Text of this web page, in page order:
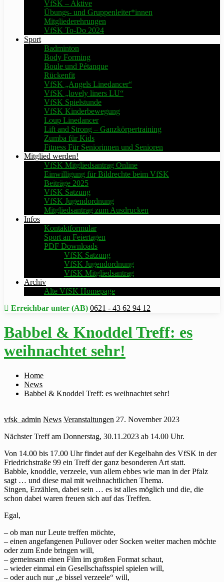
VfSK – Aktive
Übungs- und Gruppenleiter*innen
Mitgliederehrungen
VfSK To-Do 2024
Sport
Badminton
Body Forming
Boule und Pétanque
Rückenfit
VfSK „Angels Linedancer“
VfSK „lovely liners LU“
VfSK Spielstunde
VfSK Kinderbewegung
Loup Linedancer
Lift and Strong – Ganzkörpertraining
Zumba für Kids
Fitness Für Seniorinnen und Senioren
Mitglied werden!
VfSK Mitgliedsantrag Online
Einwilligung für Bildrechte beim VfSK
Beiträge 2025
VfSK Satzung
VfSK Jugendordnung
Mitgliedsantrag zum Ausdrucken
Infos
Kontaktformular
Sport an Feiertagen
PDF Downloads
VfSK Satzung
VfSK Jugendordnung
VfSK Mitgliedsantrag
Archiv
Alte VfSK Homepage
Erreichbar unter (AB) 0621 - 43 62 94 12
Babbel & Knoddel Treff: es
weihnachtet sehr!
Home
News
Babbel & Knoddel Treff: es weihnachtet sehr!
vfsk_admin News Veranstaltungen 27. November 2023
Nächster Treff am Donnerstag, 30.11.2023 ab 14.00 Uhr.
Von 14.00 bis 17.00 Uhr findet auf der Kegelbahn des VfSK in der
Friedrichstraße 99 ein Treff der ganz besonderen Art statt.
Babble, knoddle, verzeele, vun allem ebbes wie man in der Pfalz
sagt … und diese mal mit weihnachtlichen Thema.
Singen, Erzählen, dabei sein … es ist alles möglich und die, die
schon dabei waren freuen sich auf das Treffen.
Egal,
– ob man nur Leute treffen möchte,
– einen angefangenen Pullover oder Socken weiter machen möchte
oder zum Ende bringen will,
– gemeinsam einen Film im großen Format schaut,
– wieder einmal ein Gesellschaftsspiel spielen will,
– oder auch nur „e bissel verzeele“ will,